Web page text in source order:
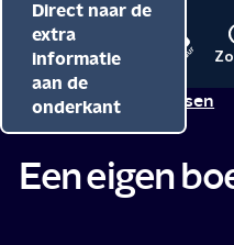
Direct naar de
inhoud
Direct naar de
hoofdnavigatie
Direct naar de
extra
informatie
aan de
onderkant
Menu
Naar
de
NPO
beginpagina
NPO
Cultuur
Tip vanAlma Mathijsen
Een eigen